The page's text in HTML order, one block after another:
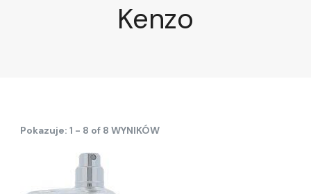
Kenzo
Pokazuje: 1 - 8 of 8 WYNIKÓW